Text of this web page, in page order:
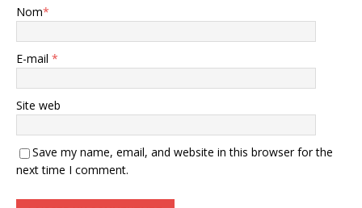
Nom*
E-mail *
Site web
Save my name, email, and website in this browser for the
next time I comment.